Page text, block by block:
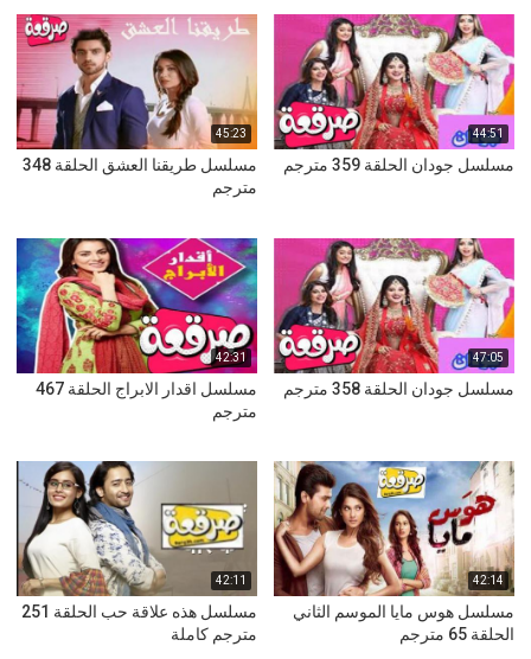
44:51
مسلسل جودان الحلقة 359 مترجم
45:23
مسلسل طريقنا العشق الحلقة 348
مترجم
47:05
مسلسل جودان الحلقة 358 مترجم
42:31
مسلسل اقدار الابراج الحلقة 467
مترجم
42:14
مسلسل هوس مايا الموسم الثاني
الحلقة 65 مترجم
42:11
مسلسل هذه علاقة حب الحلقة 251
مترجم كاملة